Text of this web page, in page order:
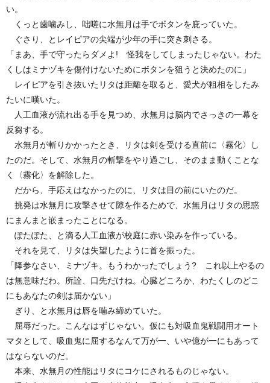
い。
くっと歯噛みし、咄嗟に水無月は手でボタンを庇っていた。
ぐさり、とレイピアの尖端が少年の手に突き刺さる。
「まあ、手で守ったらダメよ! 怪我をしてしまったじゃない。わた
くしはミナヅキを傷付けないためにボタンを狙うと決めたのに」
レイピアを引き抜いたリタは距離を取ると、愛犬が粗相をしたみ
たいに嘆いた。
人工血液が流れ出る手を見つめ、水無月は脳内でさっきの一幕を
反芻する。
水無月が斬りかかったとき、リタは剣を受ける直前に〈霧化〉し
たのだ。そして、水無月の斬撃をやり過ごし、そのまま動くことな
く〈霧化〉を解除した。
だから、手応えはなかったのに、リタは目の前にいたのだ。
挑発は水無月に攻撃させて隙を作るためで、水無月はリタの思惑
にまんまと嵌まったことになる。
ぽたぽた、と滴る人工血液が校庭に赤い染みを作っている。
それを見て、リタは失望したように首を振った。
「降参なさい、ミナヅキ。もうわかったでしょう? これ以上やるの
は無意味だわ。所詮、口先だけね。心臓どころか、わたくしのどこ
にもあなたの剣は届かない」
ぎり、と水無月は唇を噛み締めていた。
屈辱だった。こんなはずじゃない。仮にも対吸血鬼戦闘用オート
マタとして、吸血鬼に屈するなんて万が一、いや億が一にもあって
はならないのだ。
本来、水無月の性能はリタにコケにされるものじゃない。